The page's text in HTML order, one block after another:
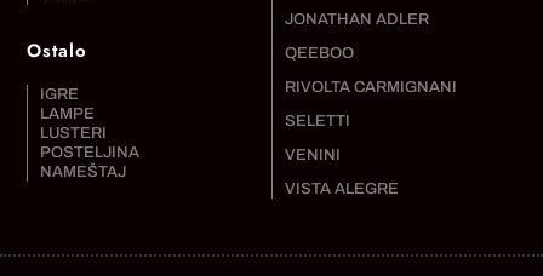
Ostalo
IGRE
LAMPE
LUSTERI
POSTELJINA
NAMEŠTAJ
JONATHAN ADLER
QEEBOO
RIVOLTA CARMIGNANI
SELETTI
VENINI
VISTA ALEGRE